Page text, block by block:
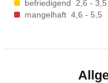
befriedigend
2,6 - 3,5
mangelhaft 4,6 - 5,5